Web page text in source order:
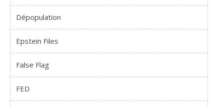
Dépopulation
Epstein Files
False Flag
FED